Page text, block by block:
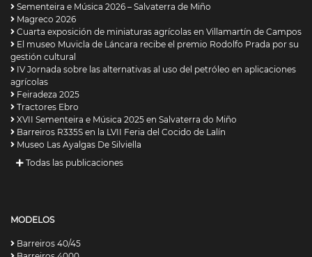
Sementeira e Música 2026 – Salvaterra de Miño
Magreco 2026
Cuarta exposición de miniaturas agrícolas en Villamartín de Campos
El museo Muvicla de Láncara recibe el premio Rodolfo Prada por su
gestión cultural
IV Jornada sobre las alternativas al uso del petróleo en aplicaciones
agrícolas
Feiradeza 2025
Tractores Ebro
XVII Sementeira e Música 2025 en Salvaterra do Miño
Barreiros R335S en la LVII Feria del Cocido de Lalín
Museo Las Ayalgas De Silviella
Todas las publicaciones
MODELOS
Barreiros 40/45